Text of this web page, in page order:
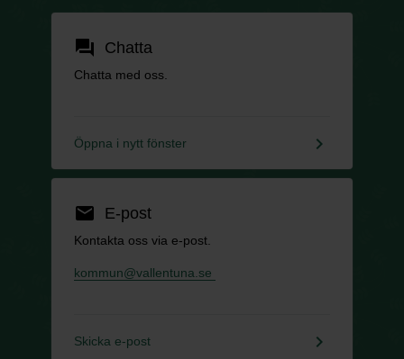
forum Chatta
Chatta med oss.
Öppna i nytt fönster keyboard_arrow_right
email E-post
Kontakta oss via e-post.
kommun@vallentuna.se
Skicka e-post keyboard_arrow_right